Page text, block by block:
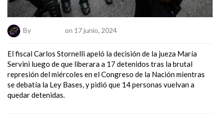
By on 17 junio, 2024
El fiscal Carlos Stornelli apeló la decisión de la jueza María
Servini luego de que liberara a 17 detenidos tras la brutal
represión del miércoles en el Congreso de la Nación mientras
se debatía la Ley Bases, y pidió que 14 personas vuelvan a
quedar detenidas.